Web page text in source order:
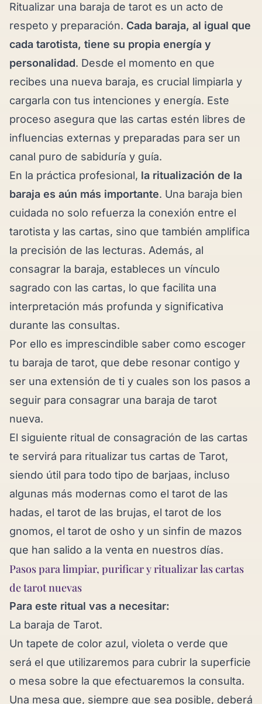
Ritualizar una baraja de tarot es un acto de
respeto y preparación. Cada baraja, al igual que
cada tarotista, tiene su propia energía y
personalidad. Desde el momento en que
recibes una nueva baraja, es crucial limpiarla y
cargarla con tus intenciones y energía. Este
proceso asegura que las cartas estén libres de
influencias externas y preparadas para ser un
canal puro de sabiduría y guía.
En la práctica profesional, la ritualización de la
baraja es aún más importante. Una baraja bien
cuidada no solo refuerza la conexión entre el
tarotista y las cartas, sino que también amplifica
la precisión de las lecturas. Además, al
consagrar la baraja, estableces un vínculo
sagrado con las cartas, lo que facilita una
interpretación más profunda y significativa
durante las consultas.
Por ello es imprescindible saber como escoger
tu baraja de tarot, que debe resonar contigo y
ser una extensión de ti y cuales son los pasos a
seguir para consagrar una baraja de tarot
nueva.
El siguiente ritual de consagración de las cartas
te servirá para ritualizar tus cartas de Tarot,
siendo útil para todo tipo de barjaas, incluso
algunas más modernas como el tarot de las
hadas, el tarot de las brujas, el tarot de los
gnomos, el tarot de osho y un sinfin de mazos
que han salido a la venta en nuestros días.
Pasos para limpiar, purificar y ritualizar las cartas
de tarot nuevas
Para este ritual vas a necesitar:
La baraja de Tarot.
Un tapete de color azul, violeta o verde que
será el que utilizaremos para cubrir la superficie
o mesa sobre la que efectuaremos la consulta.
Una mesa que, siempre que sea posible, deberá